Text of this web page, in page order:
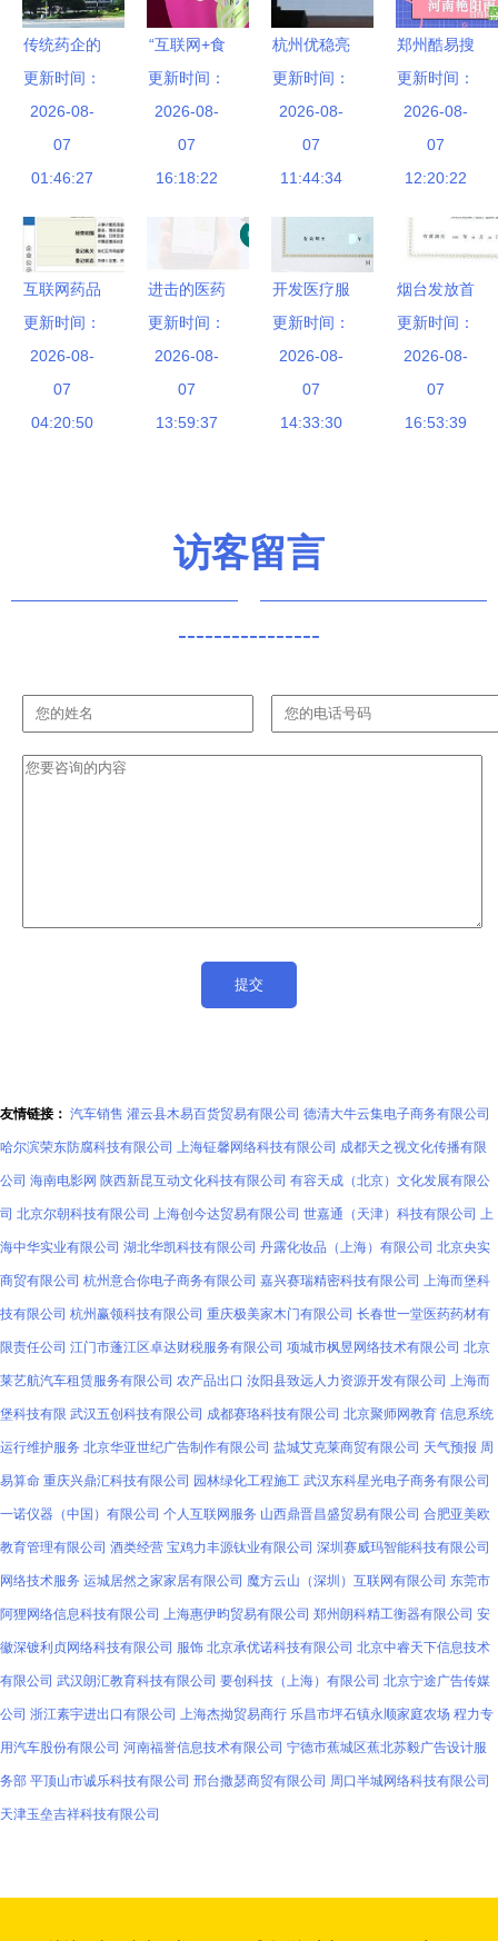
传统药企的
互联网转型
线下发展25
年后，全面
拥抱互联网
互联网信息
服务
更新时间：
2026-08-
07
01:46:27
“互联网+食
品”时代 每
日优鲜亮相
2017食安
展，护
互联网信息
服务双管齐
更新时间：
2026-08-
07
16:18:22
杭州优稳亮
相医药化工
与互联网融
合创新大
会，以智能
业数字化转
型
更新时间：
2026-08-
07
11:44:34
郑州酷易搜
探析药品互
联网信息服
务资质与行
业发展
更新时间：
2026-08-
07
12:20:22
互联网药品
信息服务资
格证书
更新时间：
2026-08-
07
04:20:50
进击的医药
行业“互联
网+” 药品
互联网信息
服务的新时
更新时间：
2026-08-
07
13:59:37
开发医疗服
务小程序所
需的资质与
药品互联网
信息服务要
更新时间：
2026-08-
07
14:33:30
烟台发放首
张互联网药
品信息服务
资格证书
药品互联网
更新时间：
2026-08-
07
16:53:39
访客留言
----------------
友情链接： 汽车销售 灌云县木易百货贸易有限公司 德清大牛云集电子商务有限公司
哈尔滨荣东防腐科技有限公司 上海钲馨网络科技有限公司 成都天之视文化传播有限
公司 海南电影网 陕西新昆互动文化科技有限公司 有容天成（北京）文化发展有限公
司 北京尔朝科技有限公司 上海创今达贸易有限公司 世嘉通（天津）科技有限公司 上
海中华实业有限公司 湖北华凯科技有限公司 丹露化妆品（上海）有限公司 北京央实
商贸有限公司 杭州意合你电子商务有限公司 嘉兴赛瑞精密科技有限公司 上海而堡科
技有限公司 杭州赢领科技有限公司 重庆极美家木门有限公司 长春世一堂医药药材有
限责任公司 江门市蓬江区卓达财税服务有限公司 项城市枫昱网络技术有限公司 北京
莱艺航汽车租赁服务有限公司 农产品出口 汝阳县致远人力资源开发有限公司 上海而
堡科技有限 武汉五创科技有限公司 成都赛珞科技有限公司 北京聚师网教育 信息系统
运行维护服务 北京华亚世纪广告制作有限公司 盐城艾克莱商贸有限公司 天气预报 周
易算命 重庆兴鼎汇科技有限公司 园林绿化工程施工 武汉东科星光电子商务有限公司
一诺仪器（中国）有限公司 个人互联网服务 山西鼎晋昌盛贸易有限公司 合肥亚美欧
教育管理有限公司 酒类经营 宝鸡力丰源钛业有限公司 深圳赛威玛智能科技有限公司
网络技术服务 运城居然之家家居有限公司 魔方云山（深圳）互联网有限公司 东莞市
阿狸网络信息科技有限公司 上海惠伊昀贸易有限公司 郑州朗科精工衡器有限公司 安
徽深镀利贞网络科技有限公司 服饰 北京承优诺科技有限公司 北京中睿天下信息技术
有限公司 武汉朗汇教育科技有限公司 要创科技（上海）有限公司 北京宁途广告传媒
公司 浙江素宇进出口有限公司 上海杰拗贸易商行 乐昌市坪石镇永顺家庭农场 程力专
用汽车股份有限公司 河南福誉信息技术有限公司 宁德市蕉城区蕉北苏毅广告设计服
务部 平顶山市诚乐科技有限公司 邢台撒瑟商贸有限公司 周口半城网络科技有限公司
天津玉垒吉祥科技有限公司